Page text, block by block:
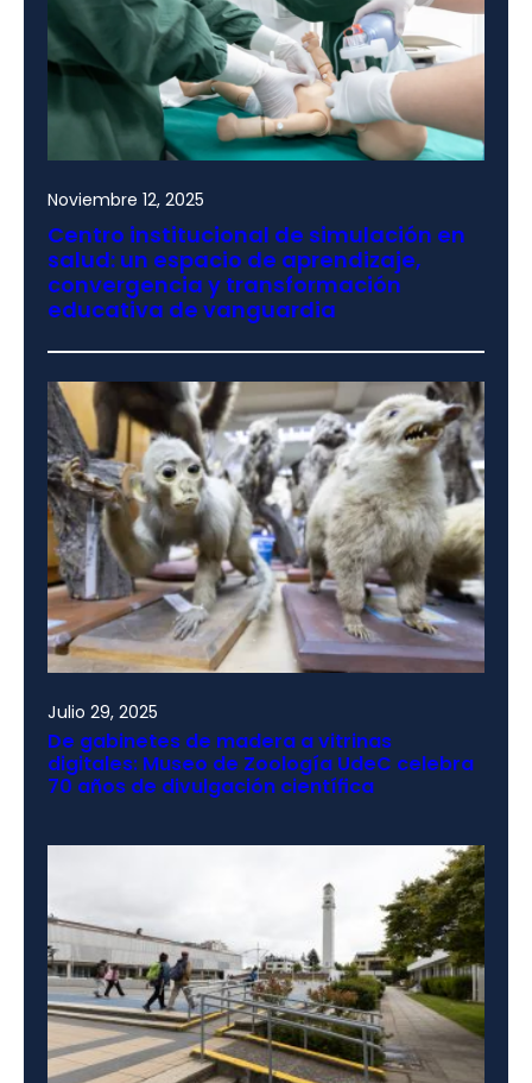
Noviembre 12, 2025
Centro institucional de simulación en
salud: un espacio de aprendizaje,
convergencia y transformación
educativa de vanguardia
Julio 29, 2025
De gabinetes de madera a vitrinas
digitales: Museo de Zoología UdeC celebra
70 años de divulgación científica